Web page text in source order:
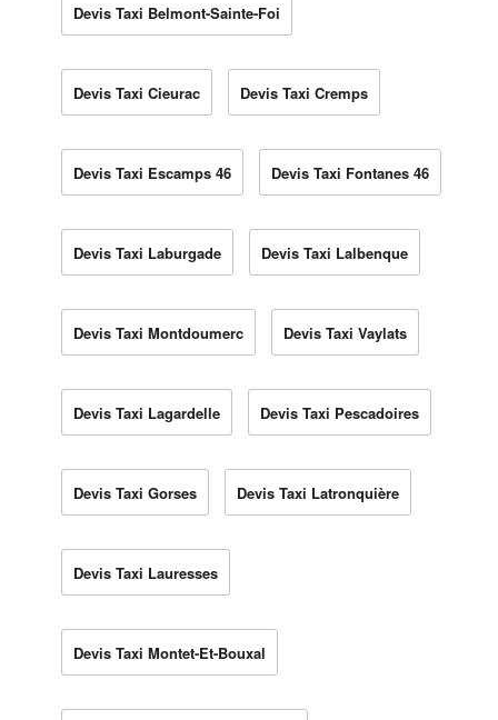
Devis Taxi Belmont-Sainte-Foi
Devis Taxi Cieurac Devis Taxi Cremps
Devis Taxi Escamps 46 Devis Taxi Fontanes 46
Devis Taxi Laburgade Devis Taxi Lalbenque
Devis Taxi Montdoumerc Devis Taxi Vaylats
Devis Taxi Lagardelle Devis Taxi Pescadoires
Devis Taxi Gorses Devis Taxi Latronquière
Devis Taxi Lauresses
Devis Taxi Montet-Et-Bouxal